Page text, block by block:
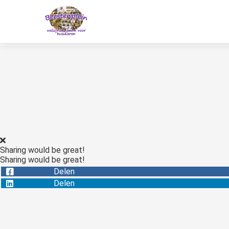
Sharing would be great!
Sharing would be great!
Delen
Delen